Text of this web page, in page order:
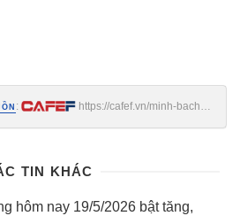
:
https://cafef.vn/minh-bach-
TIN KHÁC
hôm nay 19/5/2026 bật tăng,